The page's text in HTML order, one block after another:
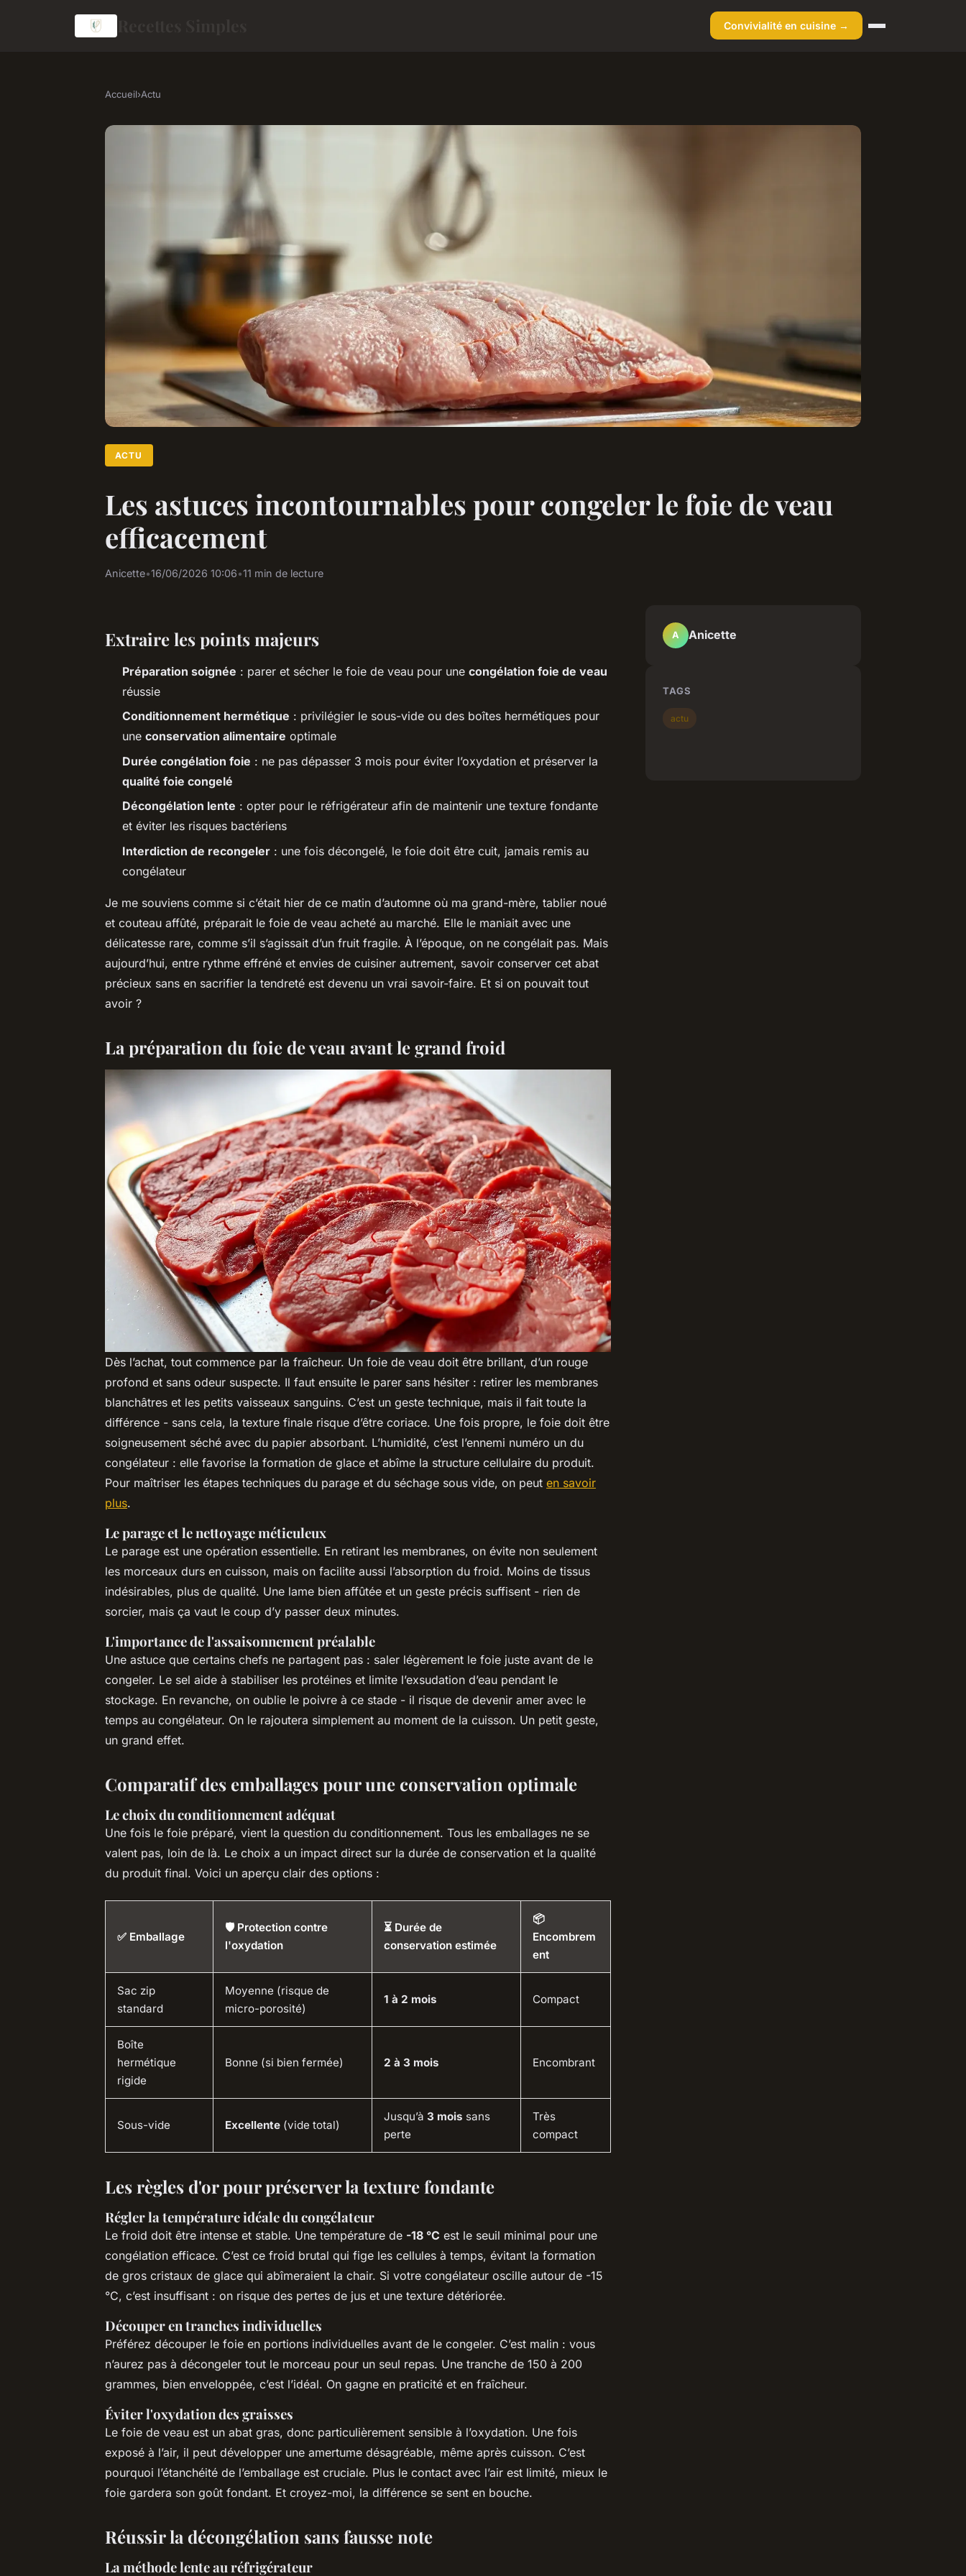
Convivialité en cuisine →
Accueil›Actu
ACTU
Les astuces incontournables pour congeler le foie de veau
efficacement
Anicette•16/06/2026 10:06•11 min de lecture
Extraire les points majeurs
Préparation soignée : parer et sécher le foie de veau pour une congélation foie de veau
réussie
Conditionnement hermétique : privilégier le sous-vide ou des boîtes hermétiques pour
une conservation alimentaire optimale
Durée congélation foie : ne pas dépasser 3 mois pour éviter l’oxydation et préserver la
qualité foie congelé
Décongélation lente : opter pour le réfrigérateur afin de maintenir une texture fondante
et éviter les risques bactériens
Interdiction de recongeler : une fois décongelé, le foie doit être cuit, jamais remis au
congélateur
Je me souviens comme si c’était hier de ce matin d’automne où ma grand-mère, tablier noué
et couteau affûté, préparait le foie de veau acheté au marché. Elle le maniait avec une
délicatesse rare, comme s’il s’agissait d’un fruit fragile. À l’époque, on ne congélait pas. Mais
aujourd’hui, entre rythme effréné et envies de cuisiner autrement, savoir conserver cet abat
précieux sans en sacrifier la tendreté est devenu un vrai savoir-faire. Et si on pouvait tout
avoir ?
La préparation du foie de veau avant le grand froid
Dès l’achat, tout commence par la fraîcheur. Un foie de veau doit être brillant, d’un rouge
profond et sans odeur suspecte. Il faut ensuite le parer sans hésiter : retirer les membranes
blanchâtres et les petits vaisseaux sanguins. C’est un geste technique, mais il fait toute la
différence - sans cela, la texture finale risque d’être coriace. Une fois propre, le foie doit être
soigneusement séché avec du papier absorbant. L’humidité, c’est l’ennemi numéro un du
congélateur : elle favorise la formation de glace et abîme la structure cellulaire du produit.
Pour maîtriser les étapes techniques du parage et du séchage sous vide, on peut en savoir
plus.
Le parage et le nettoyage méticuleux
Le parage est une opération essentielle. En retirant les membranes, on évite non seulement
les morceaux durs en cuisson, mais on facilite aussi l’absorption du froid. Moins de tissus
indésirables, plus de qualité. Une lame bien affûtée et un geste précis suffisent - rien de
sorcier, mais ça vaut le coup d’y passer deux minutes.
L'importance de l'assaisonnement préalable
Une astuce que certains chefs ne partagent pas : saler légèrement le foie juste avant de le
congeler. Le sel aide à stabiliser les protéines et limite l’exsudation d’eau pendant le
stockage. En revanche, on oublie le poivre à ce stade - il risque de devenir amer avec le
temps au congélateur. On le rajoutera simplement au moment de la cuisson. Un petit geste,
un grand effet.
Comparatif des emballages pour une conservation optimale
Le choix du conditionnement adéquat
Une fois le foie préparé, vient la question du conditionnement. Tous les emballages ne se
valent pas, loin de là. Le choix a un impact direct sur la durée de conservation et la qualité
du produit final. Voici un aperçu clair des options :
✅ Emballage
🛡️ Protection contre
l'oxydation
⏳ Durée de
conservation estimée
📦
Encombrem
ent
Sac zip
standard
Moyenne (risque de
micro-porosité)
1 à 2 mois Compact
Boîte
hermétique
rigide
Bonne (si bien fermée) 2 à 3 mois Encombrant
Sous-vide Excellente (vide total)
Jusqu’à 3 mois sans
perte
Très
compact
Les règles d'or pour préserver la texture fondante
Régler la température idéale du congélateur
Le froid doit être intense et stable. Une température de -18 °C est le seuil minimal pour une
congélation efficace. C’est ce froid brutal qui fige les cellules à temps, évitant la formation
de gros cristaux de glace qui abîmeraient la chair. Si votre congélateur oscille autour de -15
°C, c’est insuffisant : on risque des pertes de jus et une texture détériorée.
Découper en tranches individuelles
Préférez découper le foie en portions individuelles avant de le congeler. C’est malin : vous
n’aurez pas à décongeler tout le morceau pour un seul repas. Une tranche de 150 à 200
grammes, bien enveloppée, c’est l’idéal. On gagne en praticité et en fraîcheur.
Éviter l'oxydation des graisses
Le foie de veau est un abat gras, donc particulièrement sensible à l’oxydation. Une fois
exposé à l’air, il peut développer une amertume désagréable, même après cuisson. C’est
pourquoi l’étanchéité de l’emballage est cruciale. Plus le contact avec l’air est limité, mieux le
foie gardera son goût fondant. Et croyez-moi, la différence se sent en bouche.
Réussir la décongélation sans fausse note
La méthode lente au réfrigérateur
A Anicette
TAGS
actu